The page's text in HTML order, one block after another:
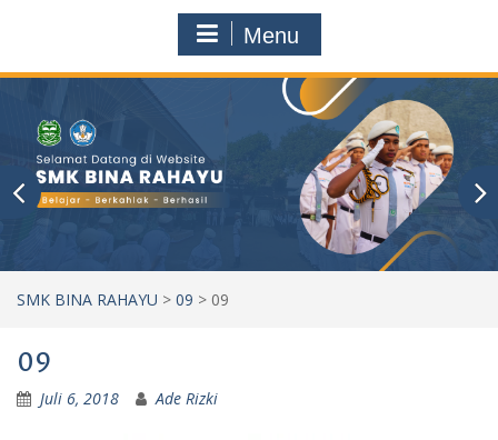
Menu
SMK BINA RAHAYU > 09 > 09
09
Juli 6, 2018 Ade Rizki